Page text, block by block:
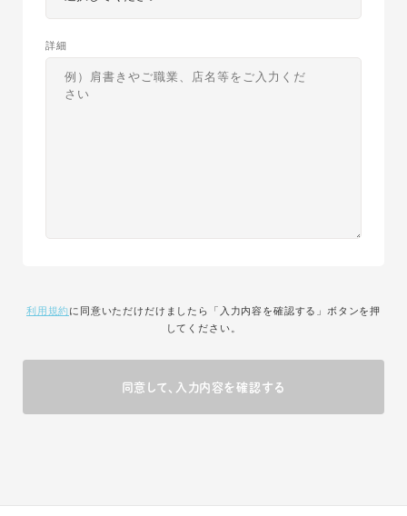
詳細
利用規約に同意いただけだけましたら「入力内容を確認する」ボタンを押
してください。
同意して、入力内容を確認する